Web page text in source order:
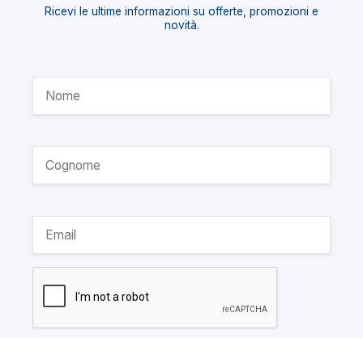
Ricevi le ultime informazioni su offerte, promozioni e
novità.